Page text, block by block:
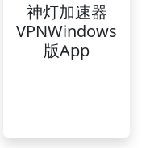
神灯加速器
VPNWindows
版App